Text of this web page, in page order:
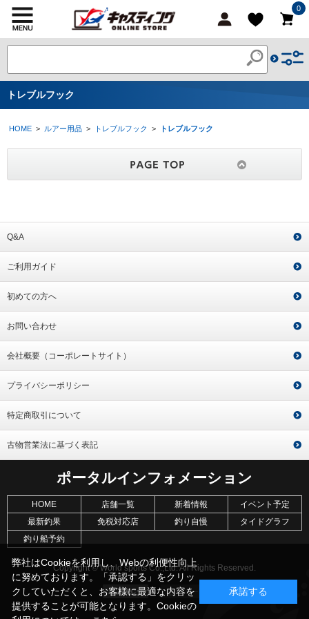
0
トレブルフック
HOME > ルアー用品 > トレブルフック > トレブルフック
Q&A
ご利用ガイド
初めての方へ
お問い合わせ
会社概要（コーポレートサイト）
プライバシーポリシー
特定商取引について
古物営業法に基づく表記
ポータルインフォメーション
HOME 店舗一覧 新着情報
イベント予定
最新釣果
免税対応店 釣り自慢
タイドグラフ
釣り船予約
Copyright © World sports Co.,Ltd. All Rights Reserved.
弊社はCookieを利用し、Webの利便性向上
に努めております。「承認する」をクリッ
クしていただくと、お客様に最適な内容を
提供することが可能となります。Cookieの
承諾する